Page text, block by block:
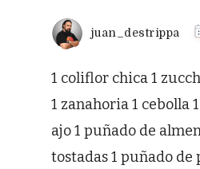
juan_destrippa
1 coliflor chica 1
1 zanahoria 1 cebolla
ajo 1 puñado de
tostadas 1 puñado de